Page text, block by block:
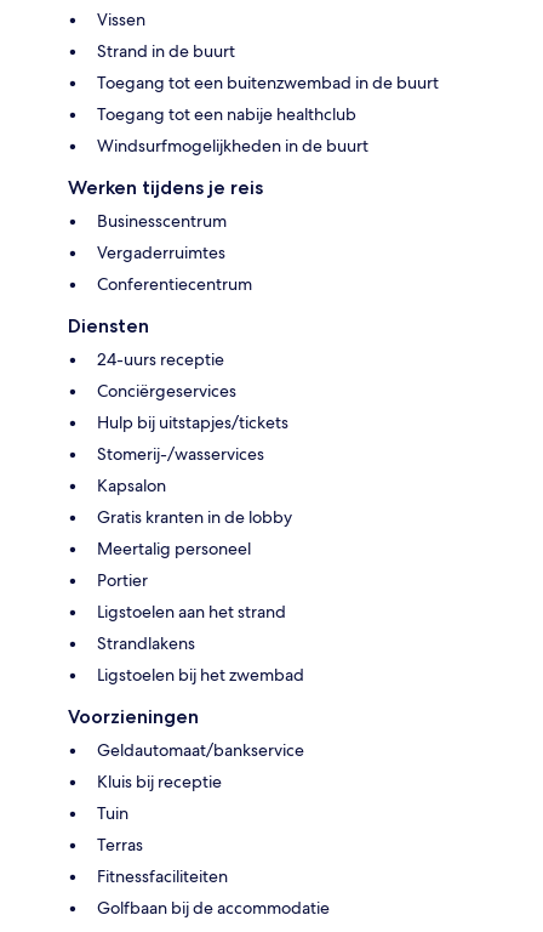
Vissen
Strand in de buurt
Toegang tot een buitenzwembad in de buurt
Toegang tot een nabije healthclub
Windsurfmogelijkheden in de buurt
Werken tijdens je reis
Businesscentrum
Vergaderruimtes
Conferentiecentrum
Diensten
24-uurs receptie
Conciërgeservices
Hulp bij uitstapjes/tickets
Stomerij-/wasservices
Kapsalon
Gratis kranten in de lobby
Meertalig personeel
Portier
Ligstoelen aan het strand
Strandlakens
Ligstoelen bij het zwembad
Voorzieningen
Geldautomaat/bankservice
Kluis bij receptie
Tuin
Terras
Fitnessfaciliteiten
Golfbaan bij de accommodatie